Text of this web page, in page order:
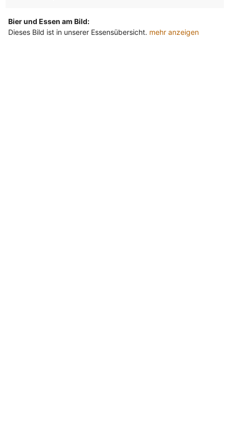
Bier und Essen am Bild:
Dieses Bild ist in unserer Essensübersicht. mehr anzeigen